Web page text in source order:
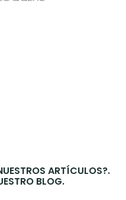
ARTÍCULOS?.
BLOG.